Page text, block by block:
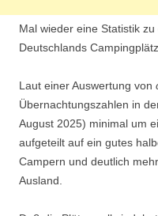
Mal wieder eine Statistik
Deutschlands
Laut einer Auswertung von
Übernachtungszahlen in
August 2025) minimal um
aufgeteilt auf ein gutes
Campern und deutlich
Ausland.